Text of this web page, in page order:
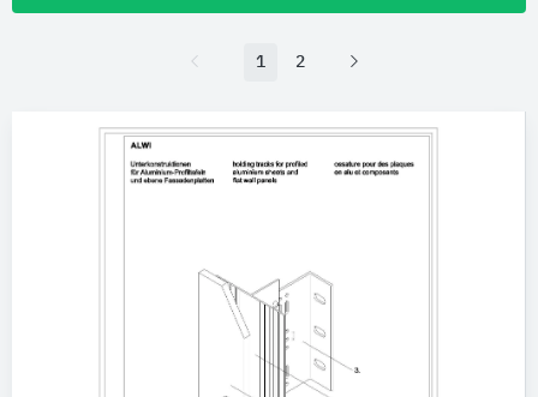
Produktkategorie
Platten-Montageprofile
1 2